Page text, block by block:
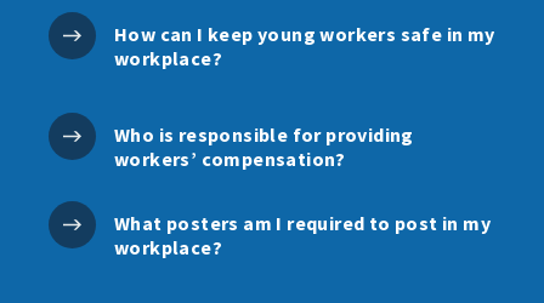
How can I keep young workers safe in my
workplace?
Who is responsible for providing
workers’ compensation?
What posters am I required to post in my
workplace?